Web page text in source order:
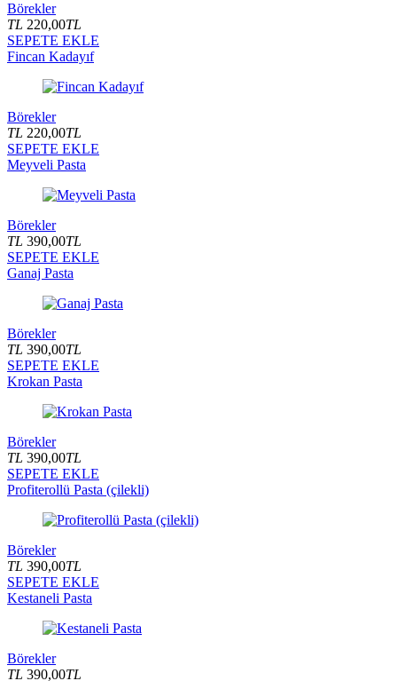
Börekler
TL 220,00TL
SEPETE EKLE
Fincan Kadayıf
Börekler
TL 220,00TL
SEPETE EKLE
Meyveli Pasta
Börekler
TL 390,00TL
SEPETE EKLE
Ganaj Pasta
Börekler
TL 390,00TL
SEPETE EKLE
Krokan Pasta
Börekler
TL 390,00TL
SEPETE EKLE
Profiterollü Pasta (çilekli)
Börekler
TL 390,00TL
SEPETE EKLE
Kestaneli Pasta
Börekler
TL 390,00TL